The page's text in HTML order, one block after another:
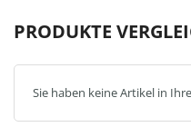
PRODUKTE
Sie haben keine Artikel in